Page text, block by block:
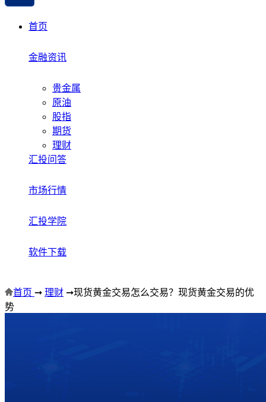
首页
金融资讯
贵金属
原油
股指
期货
理财
汇投问答
市场行情
汇投学院
软件下载
首页 ➞ 理财 ➞现货黄金交易怎么交易？现货黄金交易的优
势